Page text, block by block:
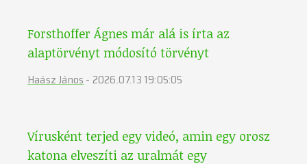
Forsthoffer Ágnes már alá is írta az
alaptörvényt módosító törvényt
Haász János - 2026.07.13 19:05:05
Vírusként terjed egy videó, amin egy orosz
katona elveszíti az uralmát egy